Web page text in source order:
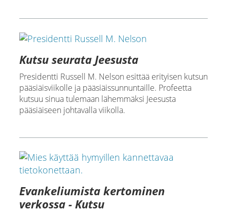
Kutsu seurata Jeesusta
Presidentti Russell M. Nelson esittää erityisen kutsun
pääsiäisviikolle ja pääsiäissunnuntaille. Profeetta
kutsuu sinua tulemaan lähemmäksi Jeesusta
pääsiäiseen johtavalla viikolla.
Evankeliumista kertominen
verkossa - Kutsu